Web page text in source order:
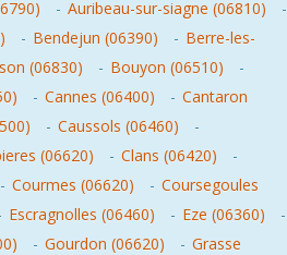
- Auribeau-sur-siagne (06810)
-
- Bendejun (06390) - Berre-les-
(06830) - Bouyon (06510)
-
- Cannes (06400) - Cantaron
- Caussols (06460)
-
(06620) - Clans (06420)
-
- Courmes (06620) - Coursegoules
Escragnolles (06460) - Eze (06360)
-
- Gourdon (06620) - Grasse